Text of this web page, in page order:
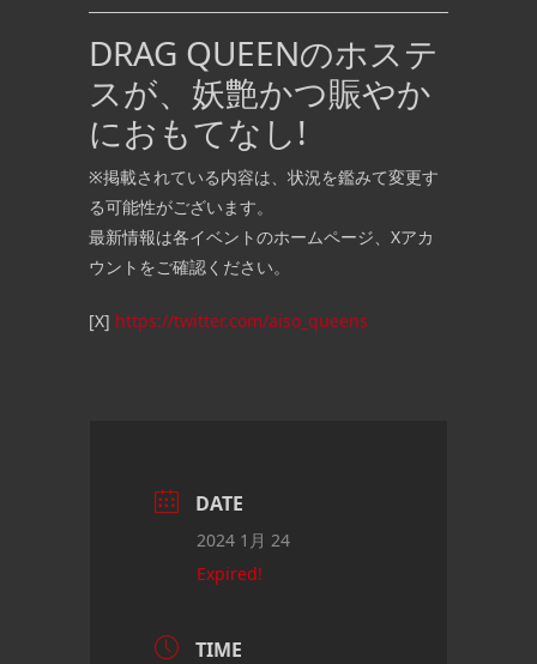
DRAG QUEENのホステ
スが、妖艶かつ賑やか
におもてなし!
※掲載されている内容は、状況を鑑みて変更す
る可能性がございます。
最新情報は各イベントのホームページ、Xアカ
ウントをご確認ください。
[X] https://twitter.com/aiso_queens
DATE
2024 1月 24
Expired!
TIME